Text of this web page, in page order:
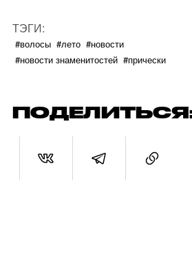
ТЭГИ:
#волосы #лето #новости
#новости знаменитостей #прически